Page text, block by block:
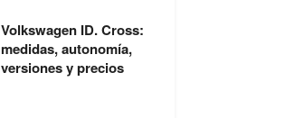
Volkswagen ID. Cross:
medidas, autonomía,
versiones y precios